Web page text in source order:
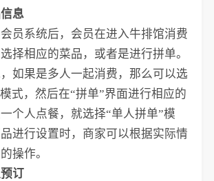
息
系统后，会员在进入牛排馆消费
择相应的菜品，或者是进行拼单。
如果是多人一起消费，那么可以选
式，然后在“拼单”界面进行相应的
个人点餐，就选择“单人拼单”模
进行设置时，商家可以根据实际情
操作。
订